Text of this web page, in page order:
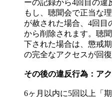
ーの記録から4回目の違
もし、聴聞会で正当な
が赦された場合、4回目
から削除されます。聴
下された場合は、懲戒
の完全なアクセスが回復
その後の違反行為：ア
6ヶ月以内に5回以上「